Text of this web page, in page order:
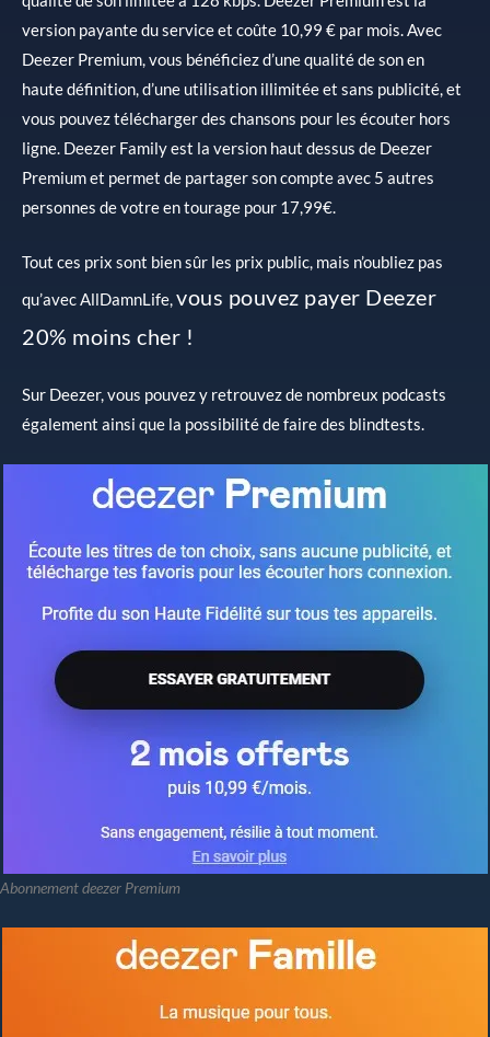
version payante du service et coûte 10,99 € par mois. Avec
Deezer Premium, vous bénéficiez d’une qualité de son en
haute définition, d’une utilisation illimitée et sans publicité, et
vous pouvez télécharger des chansons pour les écouter hors
ligne. Deezer Family est la version haut dessus de Deezer
Premium et permet de partager son compte avec 5 autres
personnes de votre en tourage pour 17,99€.
Tout ces prix sont bien sûr les prix public, mais n’oubliez pas
qu’avec AllDamnLife, vous pouvez payer Deezer
20% moins cher !
Sur Deezer, vous pouvez y retrouvez de nombreux podcasts
également ainsi que la possibilité de faire des blindtests.
Abonnement deezer Premium